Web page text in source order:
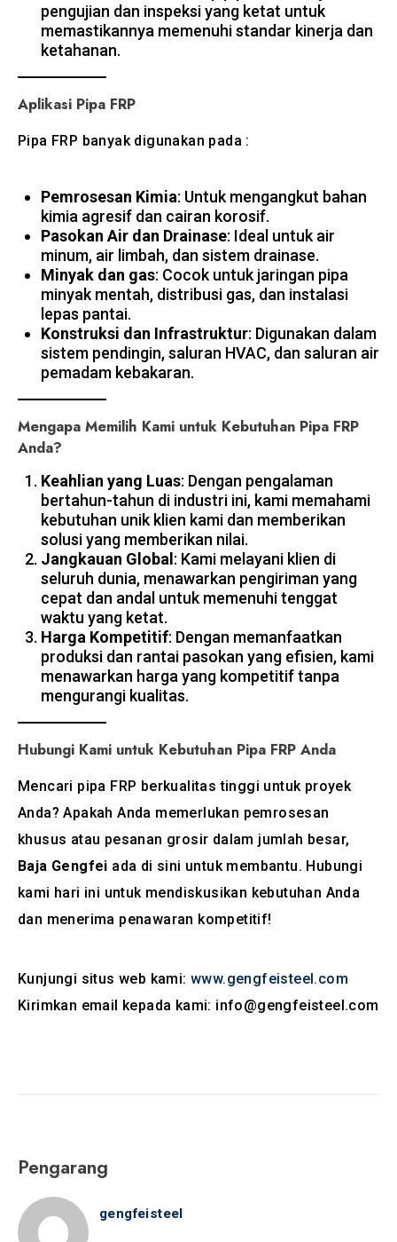
pengujian dan inspeksi yang ketat untuk
memastikannya memenuhi standar kinerja dan
ketahanan.
Aplikasi Pipa FRP
Pipa FRP banyak digunakan pada :
Pemrosesan Kimia: Untuk mengangkut bahan
kimia agresif dan cairan korosif.
Pasokan Air dan Drainase: Ideal untuk air
minum, air limbah, dan sistem drainase.
Minyak dan gas: Cocok untuk jaringan pipa
minyak mentah, distribusi gas, dan instalasi
lepas pantai.
Konstruksi dan Infrastruktur: Digunakan dalam
sistem pendingin, saluran HVAC, dan saluran air
pemadam kebakaran.
Mengapa Memilih Kami untuk Kebutuhan Pipa FRP
Anda?
Keahlian yang Luas: Dengan pengalaman
bertahun-tahun di industri ini, kami memahami
kebutuhan unik klien kami dan memberikan
solusi yang memberikan nilai.
Jangkauan Global: Kami melayani klien di
seluruh dunia, menawarkan pengiriman yang
cepat dan andal untuk memenuhi tenggat
waktu yang ketat.
Harga Kompetitif: Dengan memanfaatkan
produksi dan rantai pasokan yang efisien, kami
menawarkan harga yang kompetitif tanpa
mengurangi kualitas.
Hubungi Kami untuk Kebutuhan Pipa FRP Anda
Mencari pipa FRP berkualitas tinggi untuk proyek
Anda? Apakah Anda memerlukan pemrosesan
khusus atau pesanan grosir dalam jumlah besar,
Baja Gengfei ada di sini untuk membantu. Hubungi
kami hari ini untuk mendiskusikan kebutuhan Anda
dan menerima penawaran kompetitif!
Kunjungi situs web kami: www.gengfeisteel.com
Kirimkan email kepada kami: info@gengfeisteel.com
Pengarang
gengfeisteel